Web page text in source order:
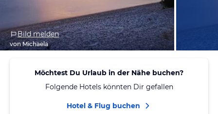
Bild melden
von Michaela
Möchtest Du Urlaub in der Nähe buchen?
Folgende Hotels könnten Dir gefallen
Hotel & Flug buchen